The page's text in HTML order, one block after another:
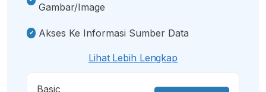
Gambar/image
Akses Ke Informasi Sumber Data
Lihat Lebih Lengkap
Basic